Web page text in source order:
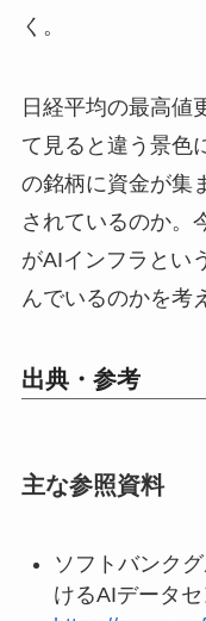
く。
日経平均の最高値
て見ると違う景色
の銘柄に資金が集
されているのか。
がAIインフラとい
んでいるのかを考
出典・参考
主な参照資料
ソフトバンク
けるAIデータセ